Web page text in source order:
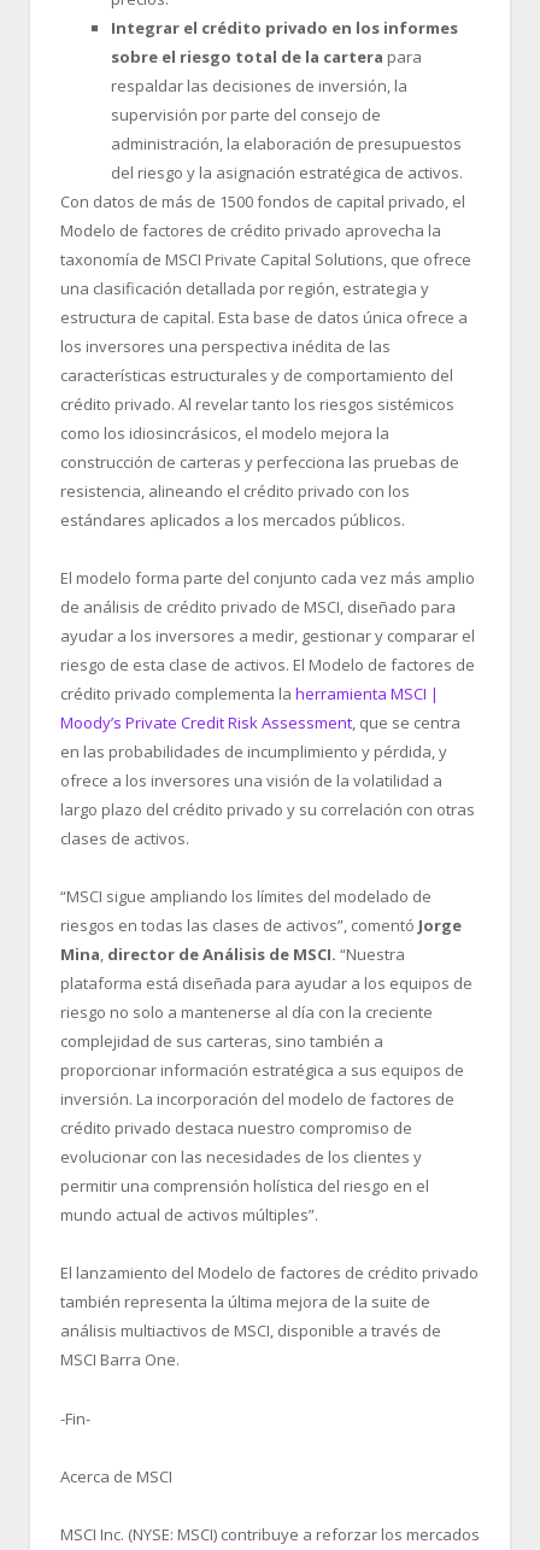
Integrar el crédito privado en los informes
sobre el riesgo total de la cartera para
respaldar las decisiones de inversión, la
supervisión por parte del consejo de
administración, la elaboración de presupuestos
del riesgo y la asignación estratégica de activos.
Con datos de más de 1500 fondos de capital privado, el
Modelo de factores de crédito privado aprovecha la
taxonomía de MSCI Private Capital Solutions, que ofrece
una clasificación detallada por región, estrategia y
estructura de capital. Esta base de datos única ofrece a
los inversores una perspectiva inédita de las
características estructurales y de comportamiento del
crédito privado. Al revelar tanto los riesgos sistémicos
como los idiosincrásicos, el modelo mejora la
construcción de carteras y perfecciona las pruebas de
resistencia, alineando el crédito privado con los
estándares aplicados a los mercados públicos.
El modelo forma parte del conjunto cada vez más amplio
de análisis de crédito privado de MSCI, diseñado para
ayudar a los inversores a medir, gestionar y comparar el
riesgo de esta clase de activos. El Modelo de factores de
crédito privado complementa la herramienta MSCI |
Moody’s Private Credit Risk Assessment, que se centra
en las probabilidades de incumplimiento y pérdida, y
ofrece a los inversores una visión de la volatilidad a
largo plazo del crédito privado y su correlación con otras
clases de activos.
“MSCI sigue ampliando los límites del modelado de
riesgos en todas las clases de activos”, comentó Jorge
Mina, director de Análisis de MSCI. “Nuestra
plataforma está diseñada para ayudar a los equipos de
riesgo no solo a mantenerse al día con la creciente
complejidad de sus carteras, sino también a
proporcionar información estratégica a sus equipos de
inversión. La incorporación del modelo de factores de
crédito privado destaca nuestro compromiso de
evolucionar con las necesidades de los clientes y
permitir una comprensión holística del riesgo en el
mundo actual de activos múltiples”.
El lanzamiento del Modelo de factores de crédito privado
también representa la última mejora de la suite de
análisis multiactivos de MSCI, disponible a través de
MSCI Barra One.
-Fin-
Acerca de MSCI
MSCI Inc. (NYSE: MSCI) contribuye a reforzar los mercados